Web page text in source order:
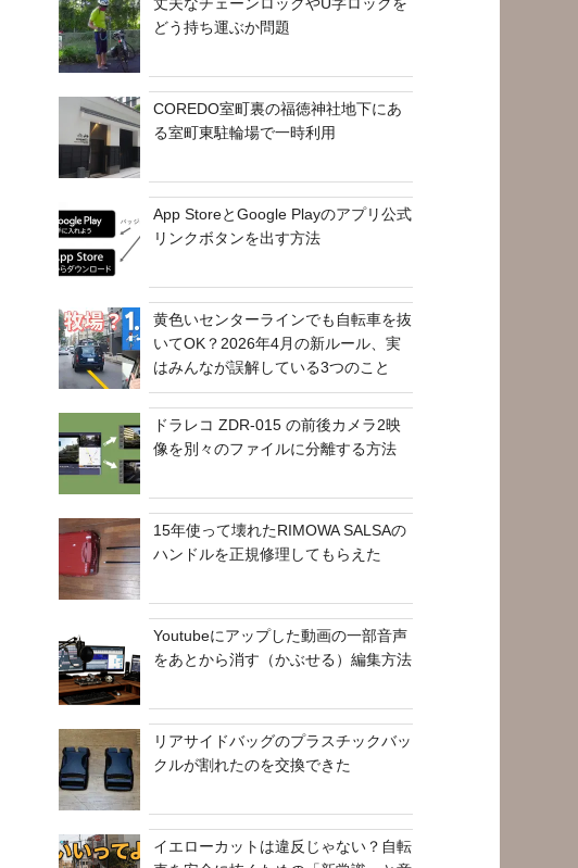
どう持ち運ぶか問題
COREDO室町裏の福徳神社地下にあ
る室町東駐輪場で一時利用
App StoreとGoogle Playのアプリ公式
リンクボタンを出す方法
黄色いセンターラインでも自転車を抜
いてOK？2026年4月の新ルール、実
はみんなが誤解している3つのこと
ドラレコ ZDR-015 の前後カメラ2映
像を別々のファイルに分離する方法
15年使って壊れたRIMOWA SALSAの
ハンドルを正規修理してもらえた
Youtubeにアップした動画の一部音声
をあとから消す（かぶせる）編集方法
リアサイドバッグのプラスチックバッ
クルが割れたのを交換できた
イエローカットは違反じゃない？自転